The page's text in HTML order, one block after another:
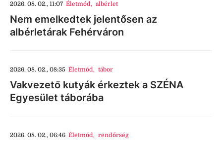
2026. 08. 02., 11:07 Életmód, albérlet
Nem emelkedtek jelentősen az
albérletárak Fehérváron
2026. 08. 02., 08:35 Életmód, tábor
Vakvezető kutyák érkeztek a SZÉNA
Egyesület táborába
2026. 08. 02., 06:46 Életmód, rendőrség